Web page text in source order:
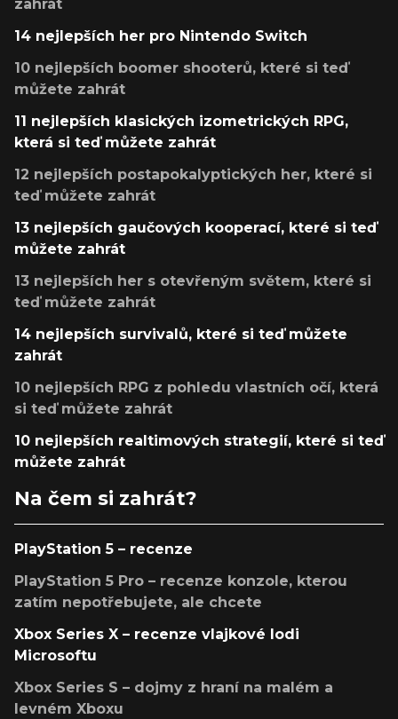
zahrát
14 nejlepších her pro Nintendo Switch
10 nejlepších boomer shooterů, které si teď
můžete zahrát
11 nejlepších klasických izometrických RPG,
která si teď můžete zahrát
12 nejlepších postapokalyptických her, které si
teď můžete zahrát
13 nejlepších gaučových kooperací, které si teď
můžete zahrát
13 nejlepších her s otevřeným světem, které si
teď můžete zahrát
14 nejlepších survivalů, které si teď můžete
zahrát
10 nejlepších RPG z pohledu vlastních očí, která
si teď můžete zahrát
10 nejlepších realtimových strategií, které si teď
můžete zahrát
Na čem si zahrát?
PlayStation 5 – recenze
PlayStation 5 Pro – recenze konzole, kterou
zatím nepotřebujete, ale chcete
Xbox Series X – recenze vlajkové lodi
Microsoftu
Xbox Series S – dojmy z hraní na malém a
levném Xboxu